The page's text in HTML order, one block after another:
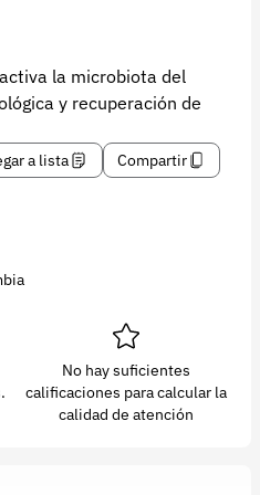
la microbiota del
y recuperación de
a lista Compartir
No hay suficientes
calificaciones para calcular la
calidad de atención
reservados